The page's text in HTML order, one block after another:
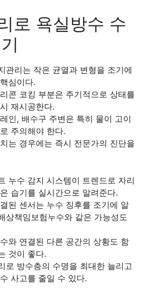
로 욕실방수 수
관리는 작은 균열과 변형을 조기에
심이다.
콘 코킹 부분은 주기적으로 상태를
재시공한다.
인, 배수구 주변은 특히 물이 고이
주의해야 한다.
는 경우에는 즉시 전문가의 진단을
누수 감지 시스템이 트렌드로 자리
습기를 실시간으로 알려준다.
된 센서는 누수 징후를 조기에 알
상책임보험누수와 같은 가능성도
와 연결된 다른 공간의 상황도 함
것이 좋다.
로 방수층의 수명을 최대한 늘리고
사고를 줄일 수 있다.